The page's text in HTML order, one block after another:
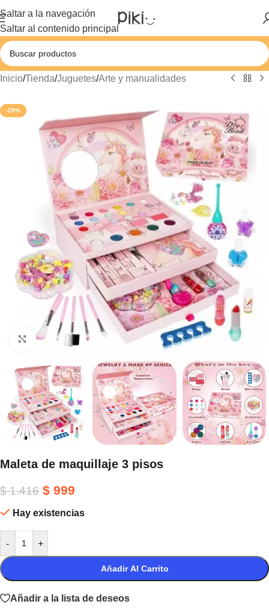
Saltar a la navegación
Saltar al contenido principal
Inicio/Tienda/Juguetes/Arte y manualidades
-29%
Haga clic para ampliar
Maleta de maquillaje 3 pisos
$1.416 $ 999
Hay existencias
- +
Añadir Al Carrito
Añadir a la lista de deseos